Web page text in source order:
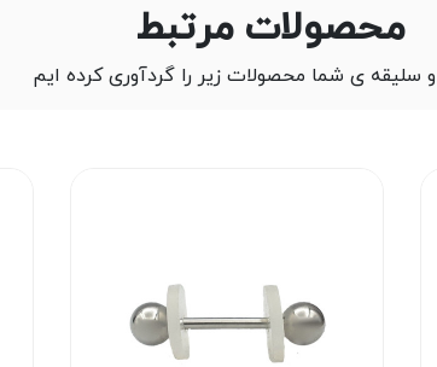
محصولات مرتبط
سلیقه ی شما محصولات زیر را گردآوری کرده ایم